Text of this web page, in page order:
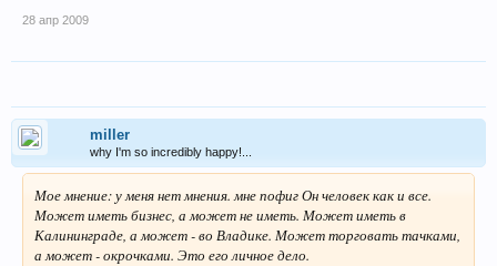
28 апр 2009
miller
why I'm so incredibly happy!...
Мое мнение: у меня нет мнения. мне пофиг Он человек как и все.
Может иметь бизнес, а может не иметь. Может иметь в
Калининграде, а может - во Владике. Может торговать тачками,
а может - окрочками. Это его личное дело.